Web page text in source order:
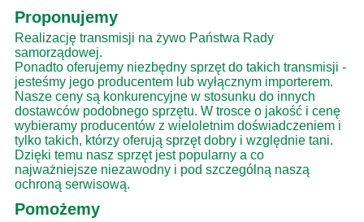
Proponujemy
Realizację transmisji na żywo Państwa Rady
samorządowej.
Ponadto oferujemy niezbędny sprzęt do takich transmisji -
jesteśmy jego producentem lub wyłącznym importerem.
Nasze ceny są konkurencyjne w stosunku do innych
dostawców podobnego sprzętu. W trosce o jakość i cenę
wybieramy producentów z wieloletnim doświadczeniem i
tylko takich, którzy oferują sprzęt dobry i względnie tani.
Dzięki temu nasz sprzęt jest popularny a co
najważniejsze niezawodny i pod szczególną naszą
ochroną serwisową.
Pomożemy